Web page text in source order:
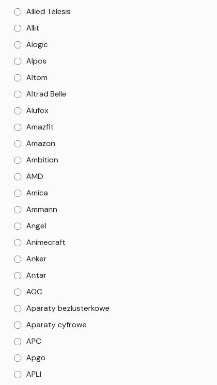
Allied Telesis
Allit
Alogic
Alpos
Altom
Altrad Belle
Alufox
Amazfit
Amazon
Ambition
AMD
Amica
Ammann
Angel
Animecraft
Anker
Antar
AOC
Aparaty bezlusterkowe
Aparaty cyfrowe
APC
Apgo
APLI